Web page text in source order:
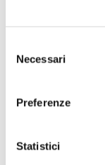
delNecessari
Preferenze
Statistici
0 RISULTATI